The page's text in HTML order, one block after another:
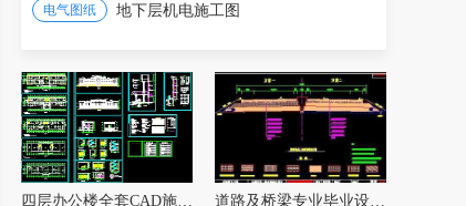
电气图纸 地下层机电施工图
四层办公楼全套CAD施工图纸 道路及桥梁专业毕业设计全套